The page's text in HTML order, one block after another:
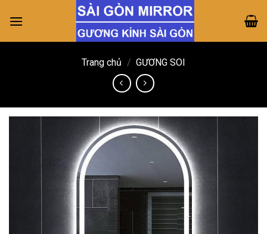
Trang chủ / GƯƠNG SOI